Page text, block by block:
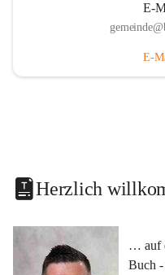
E-
E-
Herzlich
… auf
Buch -